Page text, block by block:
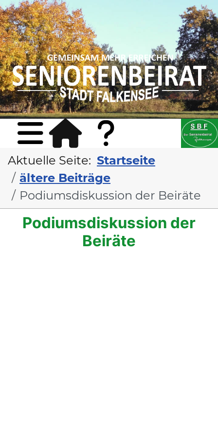
Aktuelle Seite: Startseite
ältere Beiträge
Podiumsdiskussion der Beiräte
Podiumsdiskussion der
Beiräte